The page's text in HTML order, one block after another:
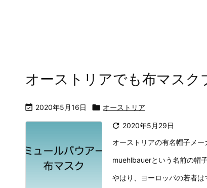
オーストリアでも布マスク
 2020年5月16日  オーストリア
 2020年5月29日
オーストリアの有名帽子メ
muehlbauerという名前の帽
やはり、ヨーロッパの若者は